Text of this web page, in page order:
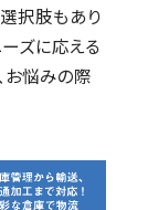
択肢もあり
ズに応える
お悩みの際